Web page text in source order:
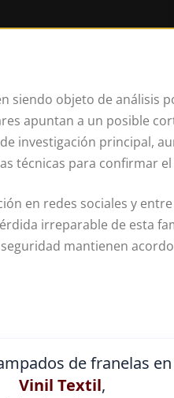
siendo objeto de análisis
apuntan a un posible
investigación principal,
técnicas para confirmar
en redes sociales y
irreparable de esta
mantienen
de franelas en
Vinil Textil,